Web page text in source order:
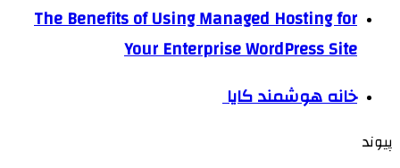
The Benefits of Using Managed Hosting for
Your Enterprise WordPress Site
خانه هوشمند کایا
پیوند